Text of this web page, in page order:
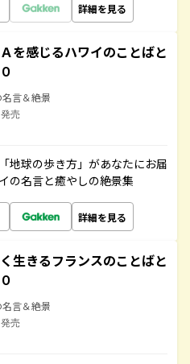
詳細を見る
を感じるハワイのことばと
名言＆絶景
売
地球の歩き方」があなたにお届
の名言と癒やしの絶景集
詳細を見る
生きるフランスのことばと
名言＆絶景
売